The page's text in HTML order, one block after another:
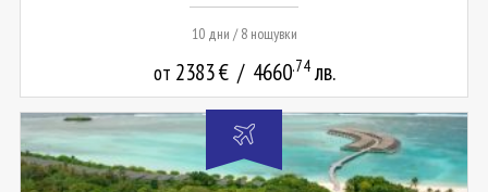
10 дни / 8 нощувки
от 2383€ / 4660.74 лв.